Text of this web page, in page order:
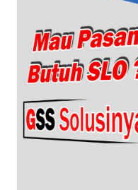
WN
PAPUA
WN
PAPUA
BARAT